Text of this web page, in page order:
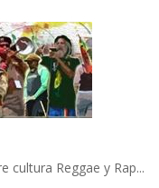
cultura Reggae y Rap...